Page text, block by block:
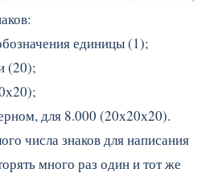
единицы (1);
(20);
для 8.000 (20х20х20).
числа знаков для написания
много раз один и тот же